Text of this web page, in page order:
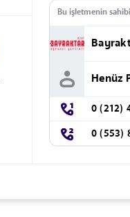
Bu
Henüz
0 (212)
0 (553)